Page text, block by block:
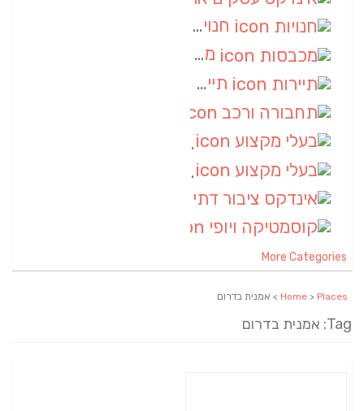
חנויות
מכבסות
תיירות
More Categories
Home>Places > אמנית בדרום
Tag: אמנית בדרום